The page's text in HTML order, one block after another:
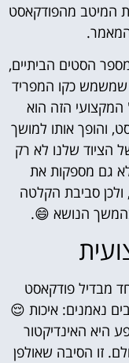
המיטב מהפודקאסט
הסטים הביתיים,
שמשמש כקו המפריד
המקצועי הזה הוא
והופך אותו למושך
הציוד שלנו לא רק
גם מספקות את
סביבת הקלטה
הנושא 😄.
מבדיל פודקאסט
נאמנים: איכות 😌
היא האינדיקטור
זו הסיבה שאולפן